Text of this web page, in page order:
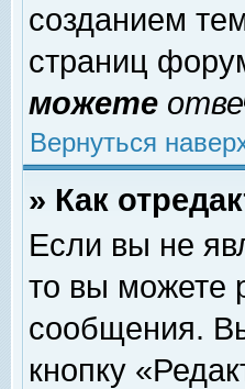
созданием
страниц
можете
Вернуться
» Как
Если вы не
то вы можете
сообщения.
кнопку